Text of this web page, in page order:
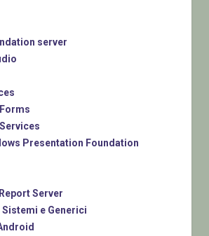
server
Presentation Foundation
Server
e Generici